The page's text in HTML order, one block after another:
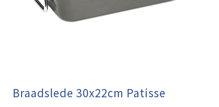
Braadslede 30x22cm Patisse